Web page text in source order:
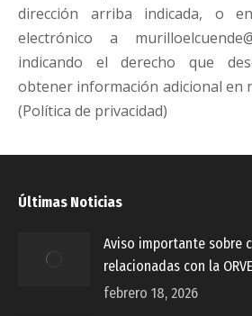
dirección arriba indicada, o
electrónico a
indicando el derecho que
obtener información adicional en
(Política de privacidad)
Últimas Noticias
Aviso importante sobre
relacionadas con la
febrero 18, 2026